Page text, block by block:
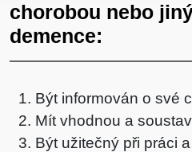
chorobou nebo
demence:
Být informován o své
Mít vhodnou a
Být užitečný při práci